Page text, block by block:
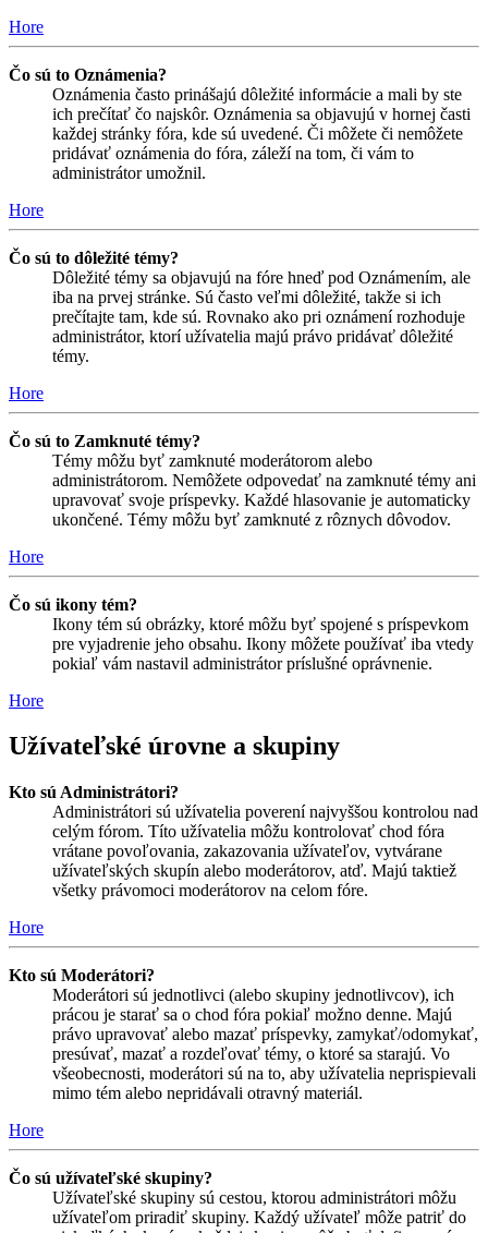
Hore
Čo sú to Oznámenia?
Oznámenia často prinášajú dôležité informácie a mali by ste
ich prečítať čo najskôr. Oznámenia sa objavujú v hornej časti
každej stránky fóra, kde sú uvedené. Či môžete či nemôžete
pridávať oznámenia do fóra, záleží na tom, či vám to
administrátor umožnil.
Hore
Čo sú to dôležité témy?
Dôležité témy sa objavujú na fóre hneď pod Oznámením, ale
iba na prvej stránke. Sú často veľmi dôležité, takže si ich
prečítajte tam, kde sú. Rovnako ako pri oznámení rozhoduje
administrátor, ktorí užívatelia majú právo pridávať dôležité
témy.
Hore
Čo sú to Zamknuté témy?
Témy môžu byť zamknuté moderátorom alebo
administrátorom. Nemôžete odpovedať na zamknuté témy ani
upravovať svoje príspevky. Každé hlasovanie je automaticky
ukončené. Témy môžu byť zamknuté z rôznych dôvodov.
Hore
Čo sú ikony tém?
Ikony tém sú obrázky, ktoré môžu byť spojené s príspevkom
pre vyjadrenie jeho obsahu. Ikony môžete používať iba vtedy
pokiaľ vám nastavil administrátor príslušné oprávnenie.
Hore
Užívateľské úrovne a skupiny
Kto sú Administrátori?
Administrátori sú užívatelia poverení najvyššou kontrolou nad
celým fórom. Títo užívatelia môžu kontrolovať chod fóra
vrátane povoľovania, zakazovania užívateľov, vytvárane
užívateľských skupín alebo moderátorov, atď. Majú taktiež
všetky právomoci moderátorov na celom fóre.
Hore
Kto sú Moderátori?
Moderátori sú jednotlivci (alebo skupiny jednotlivcov), ich
prácou je starať sa o chod fóra pokiaľ možno denne. Majú
právo upravovať alebo mazať príspevky, zamykať/odomykať,
presúvať, mazať a rozdeľovať témy, o ktoré sa starajú. Vo
všeobecnosti, moderátori sú na to, aby užívatelia neprispievali
mimo tém alebo nepridávali otravný materiál.
Hore
Čo sú užívateľské skupiny?
Užívateľské skupiny sú cestou, ktorou administrátori môžu
užívateľom priradiť skupiny. Každý užívateľ môže patriť do